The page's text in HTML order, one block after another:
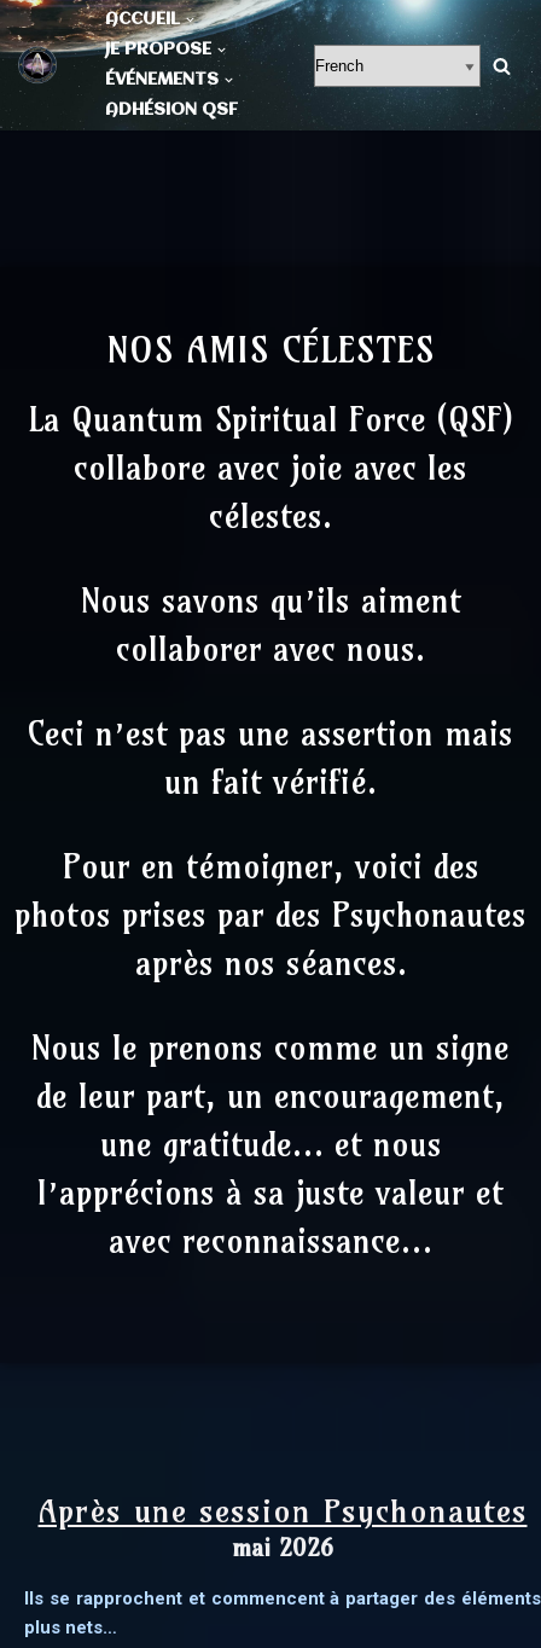
Aller
au
contenu
ACCUEIL
JE PROPOSE
ÉVÉNEMENTS
ADHÉSION QSF
NOS AMIS CÉLESTES
La Quantum Spiritual Force (QSF)
collabore avec joie avec les
célestes.
Nous savons qu’ils aiment
collaborer avec nous.
Ceci n’est pas une assertion mais
un fait vérifié.
Pour en témoigner, voici des
photos prises par des Psychonautes
après nos séances.
Nous le prenons comme un signe
de leur part, un encouragement,
une gratitude… et nous
l’apprécions à sa juste valeur et
avec reconnaissance…
Après une session Psychonautes
mai 2026
Ils se rapprochent et commencent à partager des éléments
plus nets…